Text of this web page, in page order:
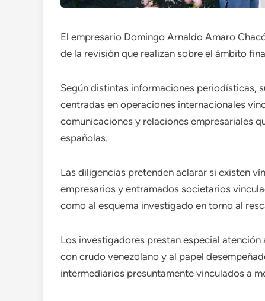
El empresario Domingo Arnaldo Amaro
de la revisión que realizan sobre el ámbito
Según distintas informaciones periodísticas,
centradas en operaciones internacionales
comunicaciones y relaciones empresariales
españolas.
Las diligencias pretenden aclarar si existen
empresarios y entramados societarios
como al esquema investigado en torno al
Los investigadores prestan especial
con crudo venezolano y al papel
intermediarios presuntamente vinculados a